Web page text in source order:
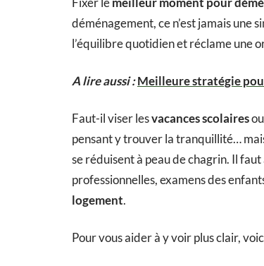
déménagement, ce n’est jamais une
l’équilibre quotidien et réclame une
A lire aussi :Meilleure stratégie
Faut-il viser lesvacances scolaires
pensant y trouver la tranquillité…
se réduisent à peau de chagrin. Il
professionnelles, examens des
logement.
Pour vous aider à y voir plus clair,